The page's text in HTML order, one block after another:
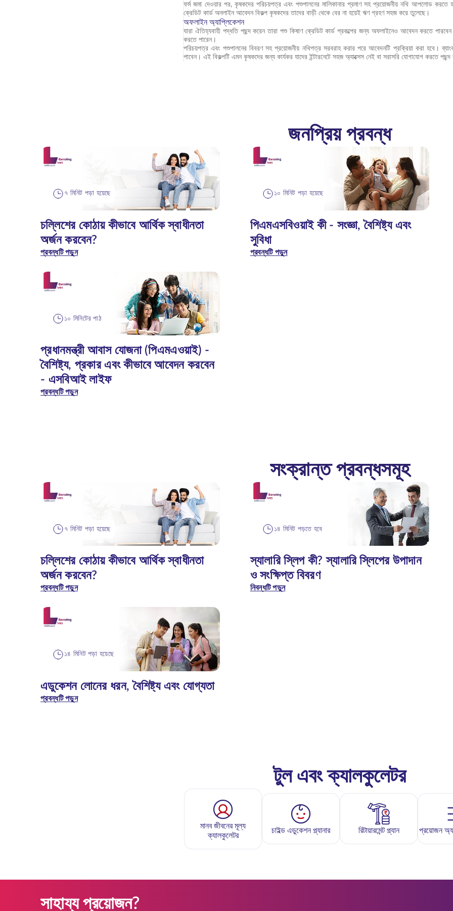
ফর্ম জমা দেওয়ার পর, কৃষকদের পরিচয়পত্র এবং পশুপালনের মালিকানার প্রমাণ সহ প্রয়োজনীয় নথি আপলোড করতে
ক্রেডিট কার্ড অনলাইন আবেদন বিকল্প কৃষকদের তাদের বাড়ী থেকে বের না হয়েই ঋণ গ্রহণ সহজ করে তুলেছে।
অফলাইন অ্যাপ্লিকেশন
যারা ঐতিহ্যবাহী পদ্ধতি পছন্দ করেন তারা পশু কিষাণ ক্রেডিট কার্ড প্রকল্পের জন্য অফলাইনেও আবেদন করতে
করতে পারেন।
পরিচয়পত্র এবং পশুপালনের বিবরণ সহ প্রয়োজনীয় নথিপত্র সরবরাহ করার পরে আবেদনটি প্রক্রিয়া করা হবে।
পাবেন। এই বিকল্পটি এমন কৃষকদের জন্য কার্যকর যাদের ইন্টারনেটে সহজ অ্যাক্সেস নেই বা সরাসরি যোগাযোগ করতে পছন্দ
জনপ্রিয় প্রবন্ধ
৭ মিনিট পড়া হয়েছে
চল্লিশের কোঠায় কীভাবে আর্থিক স্বাধীনতা
অর্জন করবেন?
প্রবন্ধটি পড়ুন
১০ মিনিট পড়া হয়েছে
পিএমএসবিওয়াই কী - সংজ্ঞা, বৈশিষ্ট্য এবং
সুবিধা
প্রবন্ধটি পড়ুন
১০ মিনিটের পাঠ
প্রধানমন্ত্রী আবাস যোজনা (পিএমএওয়াই) -
বৈশিষ্ট্য, প্রকার এবং কীভাবে আবেদন করবেন
- এসবিআই লাইফ
প্রবন্ধটি পড়ুন
সংক্রান্ত প্রবন্ধসমূহ
৭ মিনিট পড়া হয়েছে
চল্লিশের কোঠায় কীভাবে আর্থিক স্বাধীনতা
অর্জন করবেন?
প্রবন্ধটি পড়ুন
১৪ মিনিট পড়তে হবে
স্যালারি স্লিপ কী? স্যালারি স্লিপের উপাদান
ও সংক্ষিপ্ত বিবরণ
নিবন্ধটি পড়ুন
১৪ মিনিট পড়া হয়েছে
এডুকেশন লোনের ধরন, বৈশিষ্ট্য এবং যোগ্যতা
প্রবন্ধটি পড়ুন
টুল এবং ক্যালকুলেটর
মানব জীবনের মূল্য
ক্যালকুলেটর
চাইল্ড এডুকেশন প্ল্যানার রিটায়ারমেন্ট প্ল্যান প্রয়োজন
সাহায্য প্রয়োজন?